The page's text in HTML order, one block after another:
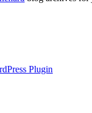
Plugin